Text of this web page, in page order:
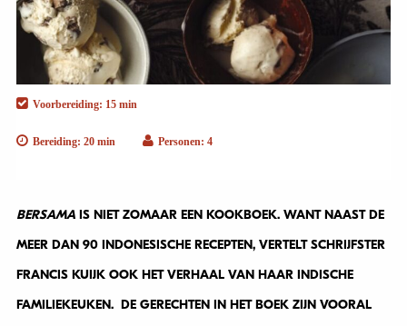
Voorbereiding: 15 min
Bereiding: 20 min Personen: 4
BERSAMAIS NIET ZOMAAR EEN KOOKBOEK. WANT NAAST DE
MEER DAN 90 INDONESISCHE RECEPTEN, VERTELT SCHRIJFSTER
FRANCIS KUIJK OOK HET VERHAAL VAN HAAR INDISCHE
FAMILIEKEUKEN. DE GERECHTEN IN HET BOEK ZIJN VOORAL